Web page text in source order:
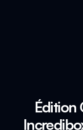
Édition